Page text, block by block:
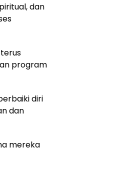
dan
program
diri
dan
mereka